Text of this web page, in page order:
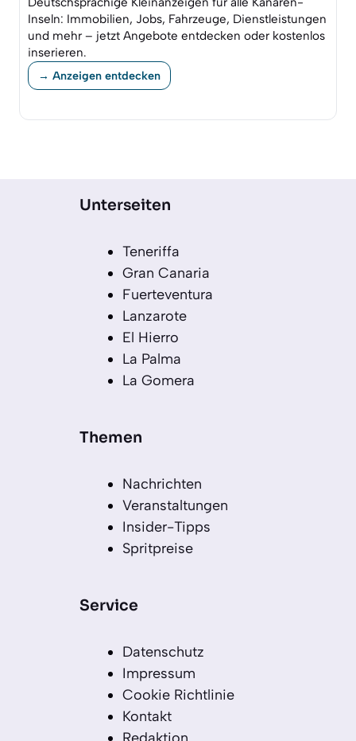
Inseln: Immobilien, Jobs, Fahrzeuge, Dienstleistungen
und mehr – jetzt Angebote entdecken oder kostenlos
inserieren.
→ Anzeigen entdecken
Unterseiten
Teneriffa
Gran Canaria
Fuerteventura
Lanzarote
El Hierro
La Palma
La Gomera
Themen
Nachrichten
Veranstaltungen
Insider-Tipps
Spritpreise
Service
Datenschutz
Impressum
Cookie Richtlinie
Kontakt